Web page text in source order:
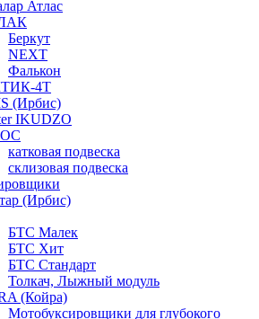
Атлас
Беркут
NEXT
Фалькон
4Т
(Ирбис)
IKUDZO
катковая подвеска
склизовая подвеска
(Ирбис)
БТС Малек
БТС Хит
БТС Стандарт
Толкач, Лыжный модуль
(Койра)
Мотобуксировщики для глубокого